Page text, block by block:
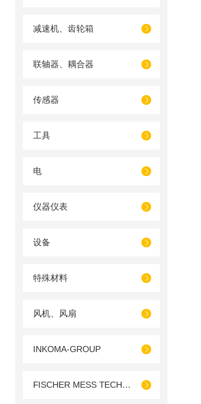
减速机、齿轮箱
联轴器、耦合器
传感器
工具
电
仪器仪表
设备
特殊材料
风机、风扇
INKOMA-GROUP
FISCHER MESS TECHNIK